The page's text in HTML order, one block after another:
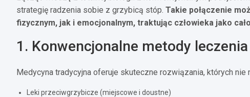
strategię radzenia sobie z grzybicą stóp. Takie połączenie
fizycznym, jak i emocjonalnym, traktując człowieka jako
1. Konwencjonalne metody leczenia
Medycyna tradycyjna oferuje skuteczne rozwiązania, których nie
Leki przeciwgrzybicze (miejscowe i doustne)